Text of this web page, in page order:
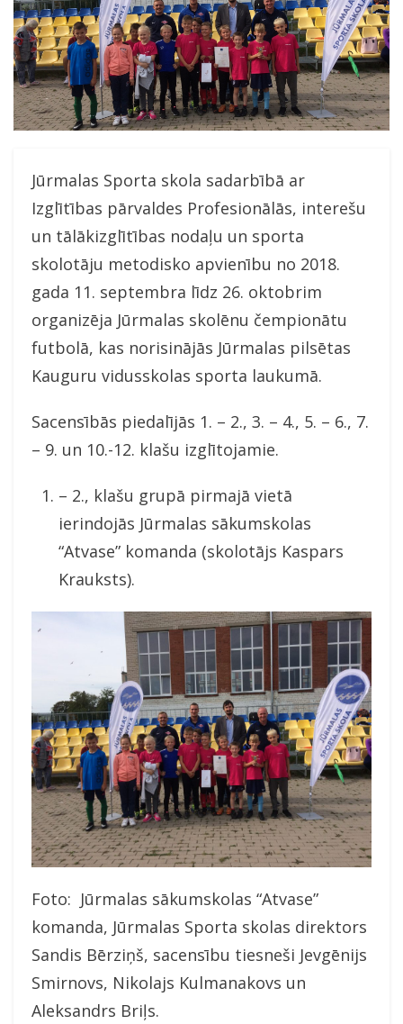
Jūrmalas Sporta skola sadarbībā ar
Izglītības pārvaldes Profesionālās, interešu
un tālākizglītības nodaļu un sporta
skolotāju metodisko apvienību no 2018.
gada 11. septembra līdz 26. oktobrim
organizēja Jūrmalas skolēnu čempionātu
futbolā, kas norisinājās Jūrmalas pilsētas
Kauguru vidusskolas sporta laukumā.
Sacensībās piedalījās 1. – 2., 3. – 4., 5. – 6., 7.
– 9. un 10.-12. klašu izglītojamie.
– 2., klašu grupā pirmajā vietā
ierindojās Jūrmalas sākumskolas
“Atvase” komanda (skolotājs Kaspars
Krauksts).
Foto: Jūrmalas sākumskolas “Atvase”
komanda, Jūrmalas Sporta skolas direktors
Sandis Bērziņš, sacensību tiesneši Jevgēnijs
Smirnovs, Nikolajs Kulmanakovs un
Aleksandrs Briļs.